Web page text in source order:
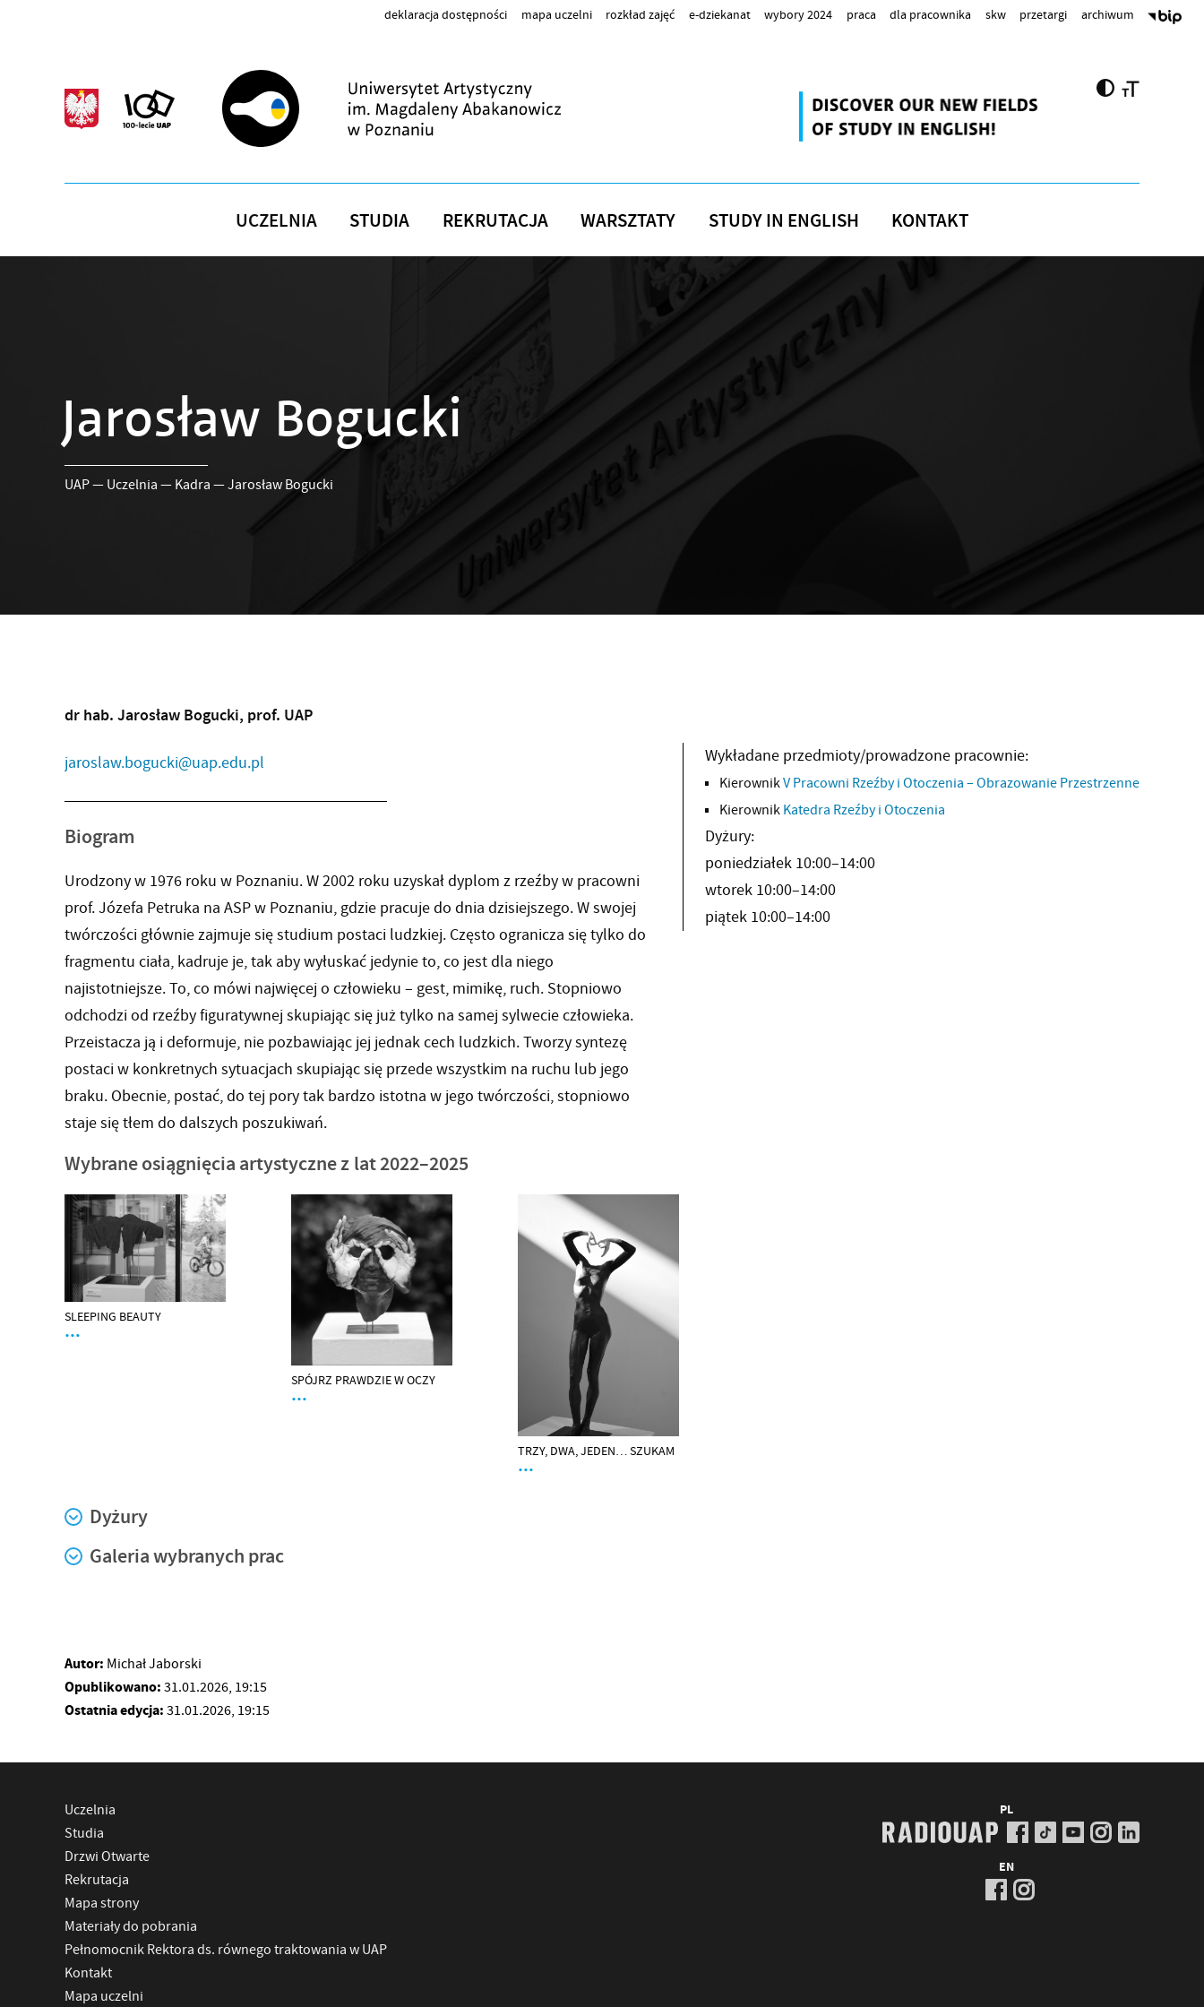
deklaracja dostępności mapa uczelni rozkład zajęć e-dziekanat wybory 2024 praca dla pracownika skw przetargi archiwum
UCZELNIA STUDIA REKRUTACJA WARSZTATY STUDY IN ENGLISH KONTAKT
Jarosław Bogucki
UAP— Uczelnia — Kadra —Jarosław Bogucki
dr hab. Jarosław Bogucki, prof. UAP
jaroslaw.bogucki@uap.edu.pl Wykładane przedmioty/prowadzone pracownie:
KierownikV Pracowni Rzeźby i Otoczenia – Obrazowanie Przestrzenne
KierownikKatedra Rzeźby i Otoczenia
Dyżury:
poniedziałek 10:00–14:00
wtorek 10:00–14:00
piątek 10:00–14:00
Biogram
Urodzony w 1976 roku w Poznaniu. W 2002 roku uzyskał dyplom z rzeźby w pracowni
prof. Józefa Petruka na ASP w Poznaniu, gdzie pracuje do dnia dzisiejszego. W swojej
twórczości głównie zajmuje się studium postaci ludzkiej. Często ogranicza się tylko do
fragmentu ciała, kadruje je, tak aby wyłuskać jedynie to, co jest dla niego
najistotniejsze. To, co mówi najwięcej o człowieku – gest, mimikę, ruch. Stopniowo
odchodzi od rzeźby figuratywnej skupiając się już tylko na samej sylwecie człowieka.
Przeistacza ją i deformuje, nie pozbawiając jej jednak cech ludzkich. Tworzy syntezę
postaci w konkretnych sytuacjach skupiając się przede wszystkim na ruchu lub jego
braku. Obecnie, postać, do tej pory tak bardzo istotna w jego twórczości, stopniowo
staje się tłem do dalszych poszukiwań.
Wybrane osiągnięcia artystyczne z lat 2022–2025
SLEEPING BEAUTY
…
SPÓJRZ PRAWDZIE W OCZY
…
TRZY, DWA, JEDEN… SZUKAM
…
Dyżury
Galeria wybranych prac
Autor: Michał Jaborski
Opublikowano: 31.01.2026, 19:15
Ostatnia edycja: 31.01.2026, 19:15
Uczelnia
Studia
Drzwi Otwarte
Rekrutacja
Mapa strony
Materiały do pobrania
Pełnomocnik Rektora ds. równego traktowania w UAP
Kontakt
Mapa uczelni
PL
EN